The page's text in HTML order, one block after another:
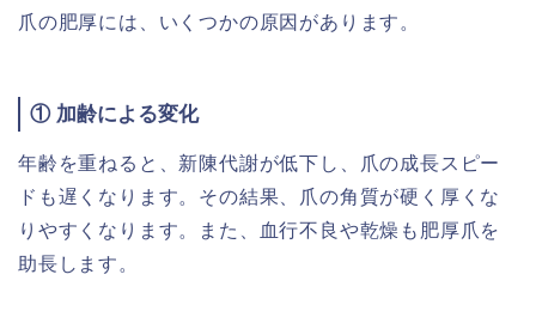
爪の肥厚には、いくつかの原因があります。
① 加齢による変化
年齢を重ねると、新陳代謝が低下し、爪の成長スピー
ドも遅くなります。その結果、爪の角質が硬く厚くな
りやすくなります。また、血行不良や乾燥も肥厚爪を
助長します。